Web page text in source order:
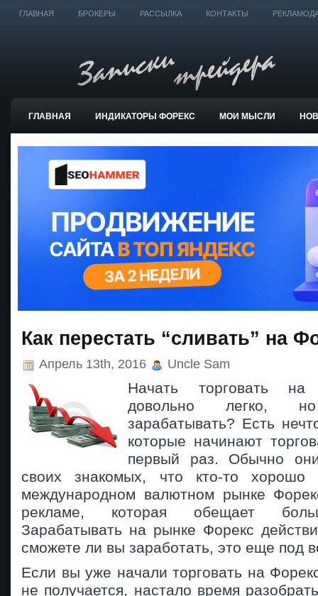
ГЛАВНАЯ БРОКЕРЫ РАССЫЛКА КОНТАКТЫ
ГЛАВНАЯ ИНДИКАТОРЫ ФОРЕКС МОИ МЫСЛИ
ТОРГОВЫЕ СИСТЕМЫ
Как перестать “сливать” на
Апрель 13th, 2016 Uncle Sam
Начать торговать
довольно легко,
зарабатывать? Есть
которые начинают
первый раз. Обычно
своих знакомых, что кто-то хорошо
международном валютном рынке
рекламе, которая обещает
Зарабатывать на рынке Форекс
сможете ли вы заработать, это еще под
Если вы уже начали торговать на
не получается, настало время